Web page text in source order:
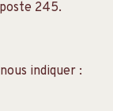
245.
indiquer :